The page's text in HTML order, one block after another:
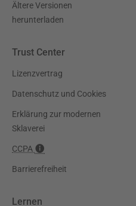
Ältere Versionen
herunterladen
Trust Center
Lizenzvertrag
Datenschutz und Cookies
Erklärung zur modernen
Sklaverei
CCPA
Barrierefreiheit
Lernen